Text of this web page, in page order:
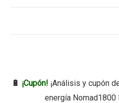
🔋 ¡Cupón! ¡Análisis y cupón
energía Nomad1800